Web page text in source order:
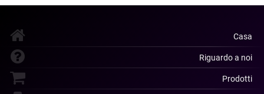
Casa
Riguardo a noi
Prodotti